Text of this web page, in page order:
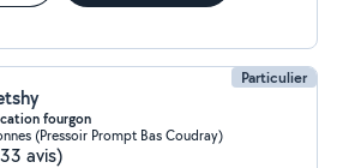
Particulier
fourgon
(Pressoir Prompt Bas Coudray)
avis)